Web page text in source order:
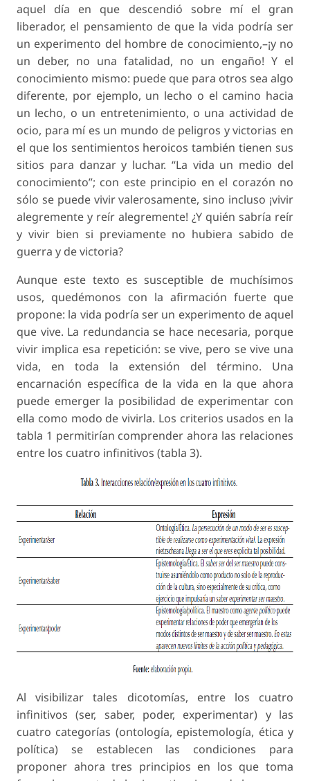
aquel día en que descendió sobre mí el gran
liberador, el pensamiento de que la vida podría ser
un experimento del hombre de conocimiento,–¡y no
un deber, no una fatalidad, no un engaño! Y el
conocimiento mismo: puede que para otros sea algo
diferente, por ejemplo, un lecho o el camino hacia
un lecho, o un entretenimiento, o una actividad de
ocio, para mí es un mundo de peligros y victorias en
el que los sentimientos heroicos también tienen sus
sitios para danzar y luchar. “La vida un medio del
conocimiento”; con este principio en el corazón no
sólo se puede vivir valerosamente, sino incluso ¡vivir
alegremente y reír alegremente! ¿Y quién sabría reír
y vivir bien si previamente no hubiera sabido de
guerra y de victoria?
Aunque este texto es susceptible de muchísimos
usos, quedémonos con la afirmación fuerte que
propone: la vida podría ser un experimento de aquel
que vive. La redundancia se hace necesaria, porque
vivir implica esa repetición: se vive, pero se vive una
vida, en toda la extensión del término. Una
encarnación específica de la vida en la que ahora
puede emerger la posibilidad de experimentar con
ella como modo de vivirla. Los criterios usados en la
tabla 1 permitirían comprender ahora las relaciones
entre los cuatro infinitivos (tabla 3).
Al visibilizar tales dicotomías, entre los cuatro
infinitivos (ser, saber, poder, experimentar) y las
cuatro categorías (ontología, epistemología, ética y
política) se establecen las condiciones para
proponer ahora tres principios en los que toma